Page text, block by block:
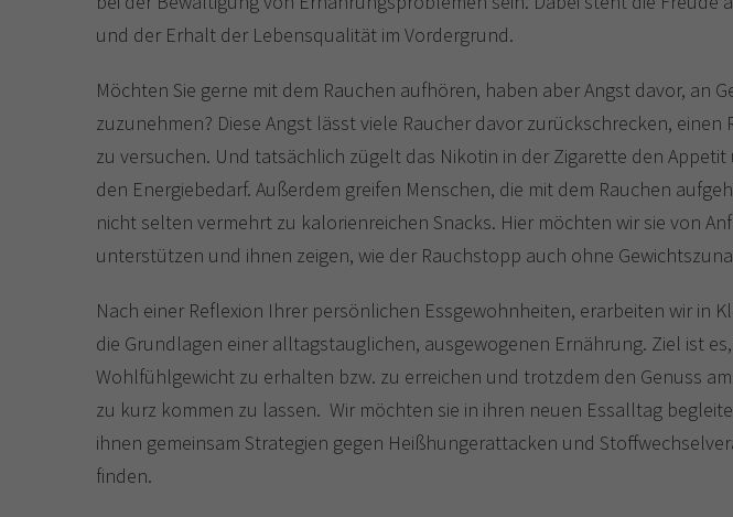
und der Erhalt der Lebensqualität im Vordergrund.
Möchten Sie gerne mit dem Rauchen aufhören, haben aber Angst davor, an
zuzunehmen? Diese Angst lässt viele Raucher davor zurückschrecken, einen
zu versuchen. Und tatsächlich zügelt das Nikotin in der Zigarette den
den Energiebedarf. Außerdem greifen Menschen, die mit dem Rauchen
nicht selten vermehrt zu kalorienreichen Snacks. Hier möchten wir sie von
unterstützen und ihnen zeigen, wie der Rauchstopp auch ohne
Nach einer Reflexion Ihrer persönlichen Essgewohnheiten, erarbeiten wir in
die Grundlagen einer alltagstauglichen, ausgewogenen Ernährung. Ziel ist
Wohlfühlgewicht zu erhalten bzw. zu erreichen und trotzdem den Genuss
zu kurz kommen zu lassen. Wir möchten sie in ihren neuen Essalltag
ihnen gemeinsam Strategien gegen Heißhungerattacken und
finden.